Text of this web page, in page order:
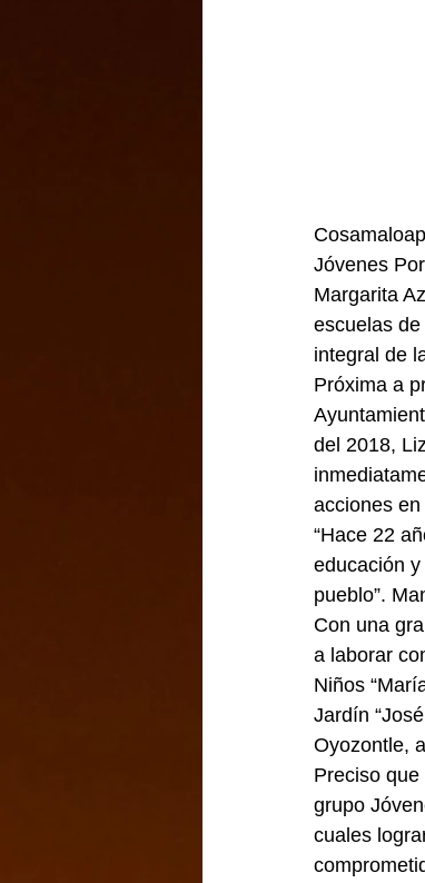
Jóvenes
Margarita
escuelas
integral de
Próxima a
del 2018,
acciones
“Hace 22
educación
pueblo”.
Con una
a laborar
Niños
Jardín
Oyozontle,
Preciso
grupo
cuales